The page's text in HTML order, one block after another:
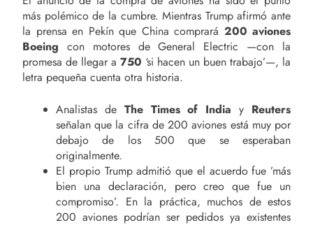
más polémico de la cumbre. Mientras Trump afirmó ante
la prensa en Pekín que China comprará 200 aviones
Boeing con motores de General Electric —con la
promesa de llegar a 750 ‘si hacen un buen trabajo’—, la
letra pequeña cuenta otra historia.
Analistas de The Times of India y Reuters
señalan que la cifra de 200 aviones está muy por
debajo de los 500 que se esperaban
originalmente.
El propio Trump admitió que el acuerdo fue ’más
bien una declaración, pero creo que fue un
compromiso’. En la práctica, muchos de estos
200 aviones podrían ser pedidos ya existentes